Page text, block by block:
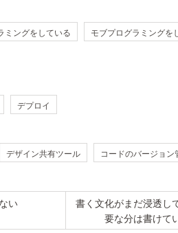
ミングをしている モブプログラミングを
デプロイ
デザイン共有ツール コードのバージョン
い
書く文化がまだ浸透し
要な分は書けて